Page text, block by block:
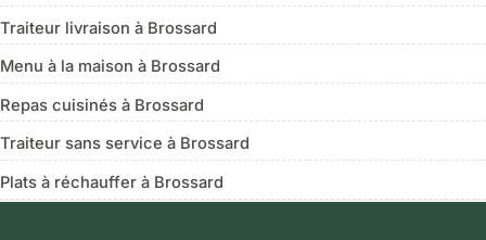
Traiteur livraison à Brossard
Menu à la maison à Brossard
Repas cuisinés à Brossard
Traiteur sans service à Brossard
Plats à réchauffer à Brossard